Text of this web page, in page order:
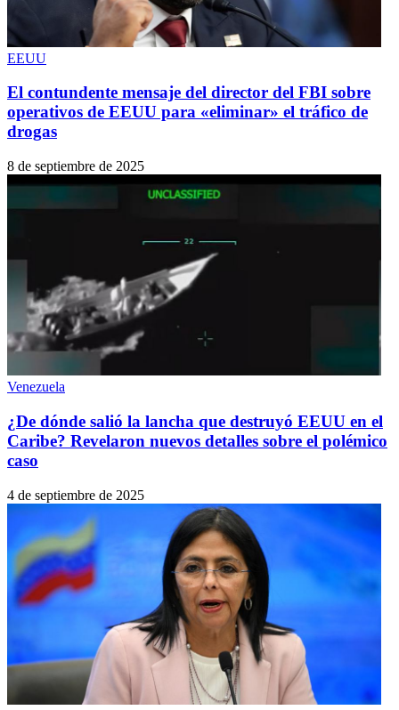
EEUU
El contundente mensaje del director del FBI sobre
operativos de EEUU para «eliminar» el tráfico de
drogas
8 de septiembre de 2025
Venezuela
¿De dónde salió la lancha que destruyó EEUU en el
Caribe? Revelaron nuevos detalles sobre el polémico
caso
4 de septiembre de 2025